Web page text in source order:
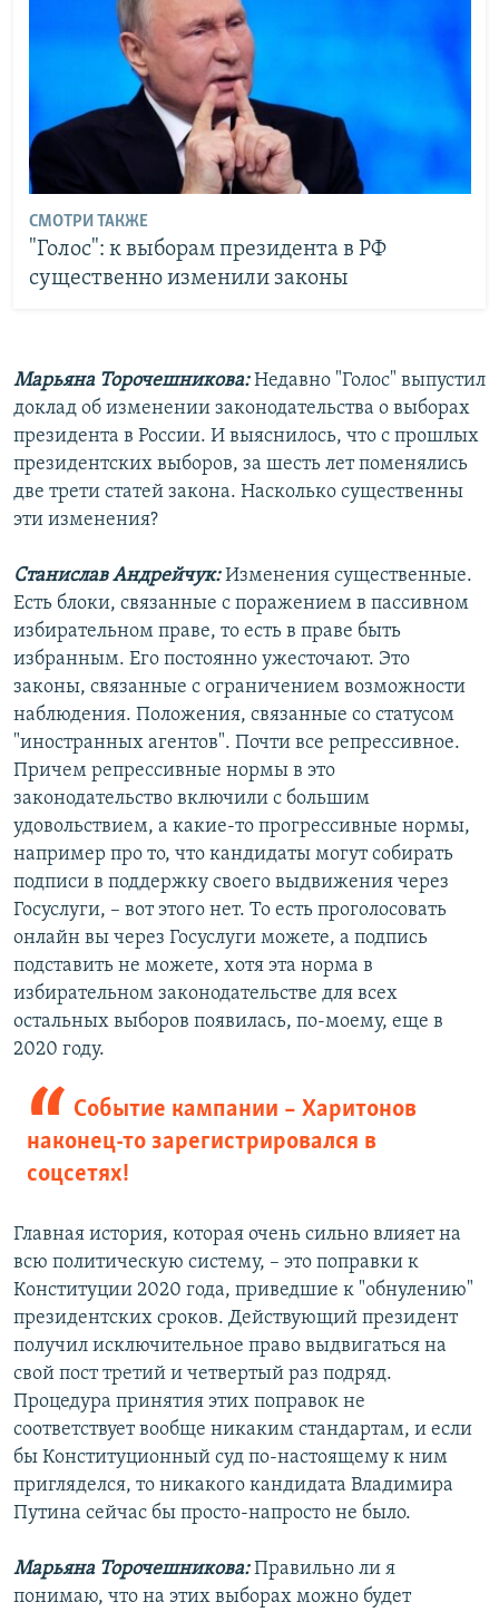
СМОТРИ ТАКЖЕ
"Голос": к выборам президента в РФ
существенно изменили законы
Марьяна Торочешникова:Недавно "Голос" выпустил
доклад об изменении законодательства о выборах
президента в России. И выяснилось, что с прошлых
президентских выборов, за шесть лет поменялись
две трети статей закона. Насколько существенны
эти изменения?
Станислав Андрейчук:Изменения существенные.
Есть блоки, связанные с поражением в пассивном
избирательном праве, то есть в праве быть
избранным. Его постоянно ужесточают. Это
законы, связанные с ограничением возможности
наблюдения. Положения, связанные со статусом
"иностранных агентов". Почти все репрессивное.
Причем репрессивные нормы в это
законодательство включили с большим
удовольствием, а какие-то прогрессивные нормы,
например про то, что кандидаты могут собирать
подписи в поддержку своего выдвижения через
Госуслуги, – вот этого нет. То есть проголосовать
онлайн вы через Госуслуги можете, а подпись
подставить не можете, хотя эта норма в
избирательном законодательстве для всех
остальных выборов появилась, по-моему, еще в
2020 году.
Событие кампании – Харитонов
наконец-то зарегистрировался в
соцсетях!
Главная история, которая очень сильно влияет на
всю политическую систему, – это поправки к
Конституции 2020 года, приведшие к "обнулению"
президентских сроков. Действующий президент
получил исключительное право выдвигаться на
свой пост третий и четвертый раз подряд.
Процедура принятия этих поправок не
соответствует вообще никаким стандартам, и если
бы Конституционный суд по-настоящему к ним
пригляделся, то никакого кандидата Владимира
Путина сейчас бы просто-напросто не было.
Марьяна Торочешникова:Правильно ли я
понимаю, что на этих выборах можно будет